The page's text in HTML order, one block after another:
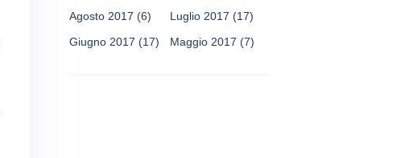
Agosto 2017 (6) Luglio 2017 (17)
Giugno 2017 (17) Maggio 2017 (7)